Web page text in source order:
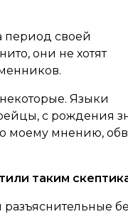
период своей
они не хотят
Языки
с рождения
моему мнению,
таким